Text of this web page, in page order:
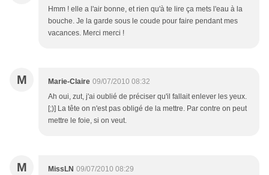
Hmm ! elle a l'air bonne, et rien qu'à te lire ça mets l'eau à la
bouche. Je la garde sous le coude pour faire pendant mes
vacances. Merci merci !
M Marie-Claire 09/07/2010 08:32
Ah oui, zut, j'ai oublié de préciser qu'il fallait enlever les yeux.
[;)] La tête on n'est pas obligé de la mettre. Par contre on peut
mettre le foie, si on veut.
M MissLN 09/07/2010 08:29